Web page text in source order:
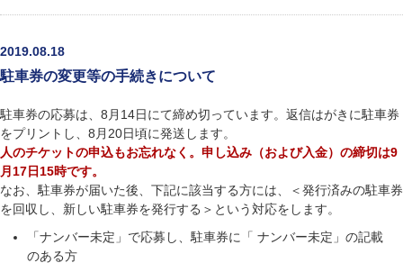
2019.08.18
駐車券の変更等の手続きについて
駐車券の応募は、8月14日にて締め切っています。返信はがきに駐車券
をプリントし、8月20日頃に発送します。
人のチケットの申込もお忘れなく。申し込み（および入金）の締切は9
月17日15時です。
なお、駐車券が届いた後、下記に該当する方には、＜発行済みの駐車券
を回収し、新しい駐車券を発行する＞という対応をします。
「ナンバー未定」で応募し、駐車券に「 ナンバー未定」の記載
のある方